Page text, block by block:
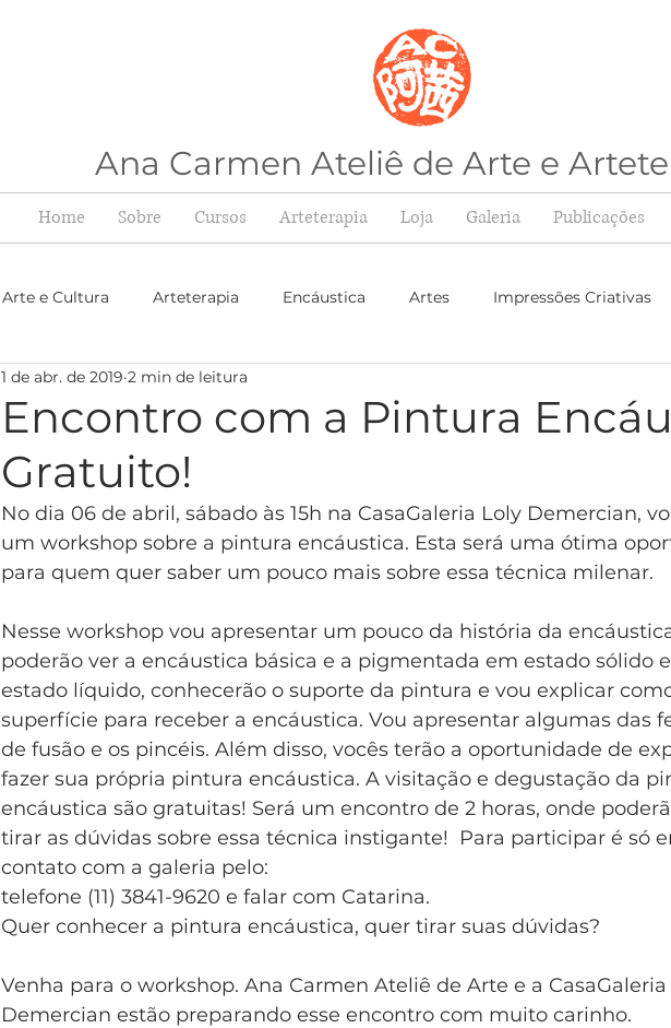
Ana Carmen Ateliê de Arte e
Home Sobre Cursos Arteterapia Loja Galeria Publicações
Arte e Cultura Arteterapia Encáustica Artes Impressões Criativas
Encontro com a Pintura
Gratuito!
1 de abr. de 2019 2 min de leitura
No dia 06 de abril, sábado às 15h na CasaGaleria Loly Demercian,
um workshop sobre a pintura encáustica. Esta será uma ótima
para quem quer saber um pouco mais sobre essa técnica milenar.
Nesse workshop vou apresentar um pouco da história da
poderão ver a encáustica básica e a pigmentada em estado sólido
estado líquido, conhecerão o suporte da pintura e vou explicar
superfície para receber a encáustica. Vou apresentar algumas das
de fusão e os pincéis. Além disso, vocês terão a oportunidade de
fazer sua própria pintura encáustica. A visitação e degustação da
encáustica são gratuitas! Será um encontro de 2 horas, onde
tirar as dúvidas sobre essa técnica instigante!  Para participar é só
contato com a galeria pelo:
telefone (11) 3841-9620 e falar com Catarina.
Quer conhecer a pintura encáustica, quer tirar suas dúvidas?
Venha para o workshop. Ana Carmen Ateliê de Arte e a
Demercian estão preparando esse encontro com muito carinho.